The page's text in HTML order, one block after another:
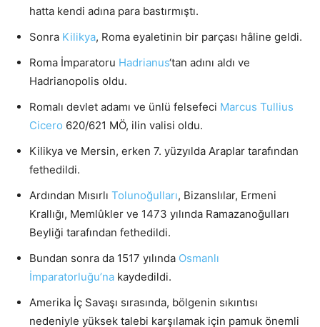
hatta kendi adına para bastırmıştı.
Sonra Kilikya, Roma eyaletinin bir parçası hâline geldi.
Roma İmparatoru Hadrianus‘tan adını aldı ve
Hadrianopolis oldu.
Romalı devlet adamı ve ünlü felsefeci Marcus Tullius
Cicero 620/621 MÖ, ilin valisi oldu.
Kilikya ve Mersin, erken 7. yüzyılda Araplar tarafından
fethedildi.
Ardından Mısırlı Tolunoğulları, Bizanslılar, Ermeni
Krallığı, Memlûkler ve 1473 yılında Ramazanoğulları
Beyliği tarafından fethedildi.
Bundan sonra da 1517 yılında Osmanlı
İmparatorluğu’na kaydedildi.
Amerika İç Savaşı sırasında, bölgenin sıkıntısı
nedeniyle yüksek talebi karşılamak için pamuk önemli